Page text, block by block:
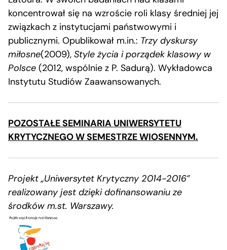
koncentrował się na wzroście roli klasy średniej jej
związkach z instytucjami państwowymi i
publicznymi. Opublikował m.in.: Trzy dyskursy
miłosne(2009), Style życia i porządek klasowy w
Polsce (2012, wspólnie z P. Sadurą). Wykładowca
Instytutu Studiów Zaawansowanych.
POZOSTAŁE SEMINARIA UNIWERSYTETU
KRYTYCZNEGO W SEMESTRZE WIOSENNYM.
Projekt „Uniwersytet Krytyczny 2014-2016”
realizowany jest dzięki dofinansowaniu ze
środków m.st. Warszawy.